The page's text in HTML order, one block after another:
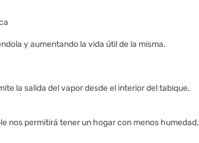
y aumentando la vida útil de la misma.
la salida del vapor desde el interior del tabique,
nos permitirá tener un hogar con menos humedad,